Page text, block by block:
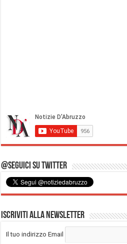
@Seguici su Twitter
Iscriviti alla Newsletter
Il tuo indirizzo Email